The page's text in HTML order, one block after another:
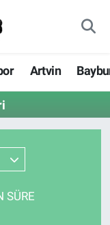
Artvin
SÜRE